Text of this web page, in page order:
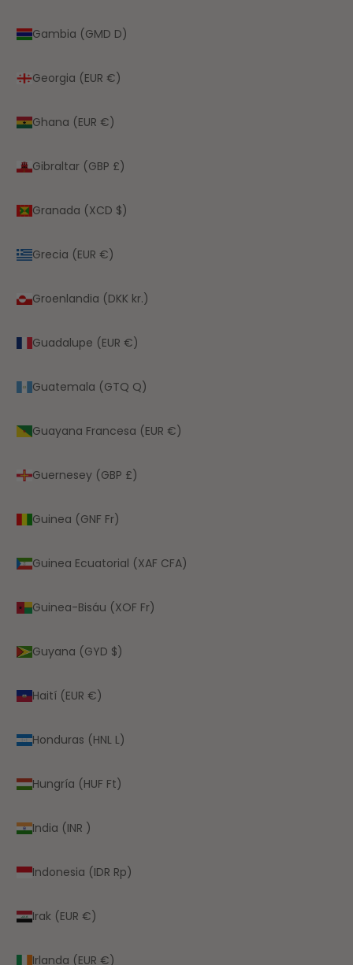
Gambia (GMD D)
Georgia (EUR €)
Ghana (EUR €)
Gibraltar (GBP £)
Granada (XCD $)
Grecia (EUR €)
Groenlandia (DKK kr.)
Guadalupe (EUR €)
Guatemala (GTQ Q)
Guayana Francesa (EUR €)
Guernesey (GBP £)
Guinea (GNF Fr)
Guinea Ecuatorial (XAF CFA)
Guinea-Bisáu (XOF Fr)
Guyana (GYD $)
Haití (EUR €)
Honduras (HNL L)
Hungría (HUF Ft)
India (INR ₹)
Indonesia (IDR Rp)
Irak (EUR €)
Irlanda (EUR €)